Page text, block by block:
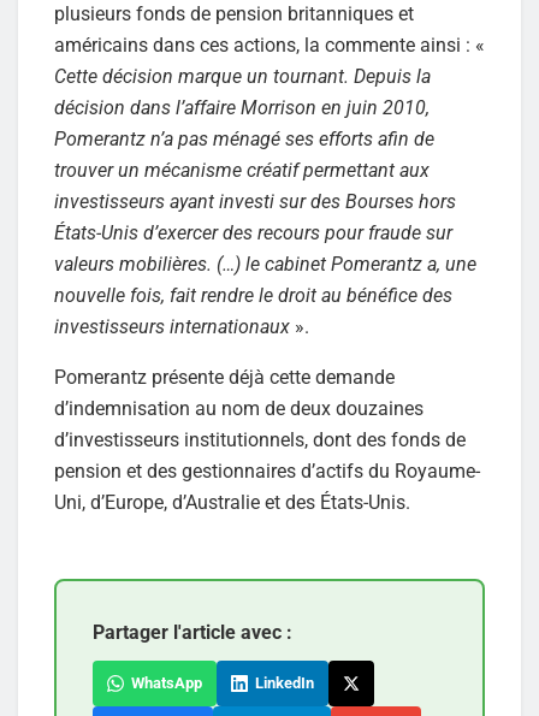
plusieurs fonds de pension britanniques et
américains dans ces actions, la commente ainsi : «
Cette décision marque un tournant. Depuis la
décision dans l’affaire Morrison en juin 2010,
Pomerantz n’a pas ménagé ses efforts afin de
trouver un mécanisme créatif permettant aux
investisseurs ayant investi sur des Bourses hors
États-Unis d’exercer des recours pour fraude sur
valeurs mobilières. (…) le cabinet Pomerantz a, une
nouvelle fois, fait rendre le droit au bénéfice des
investisseurs internationaux ».
Pomerantz présente déjà cette demande
d’indemnisation au nom de deux douzaines
d’investisseurs institutionnels, dont des fonds de
pension et des gestionnaires d’actifs du Royaume-
Uni, d’Europe, d’Australie et des États-Unis.
Partager l'article avec :
WhatsApp LinkedIn